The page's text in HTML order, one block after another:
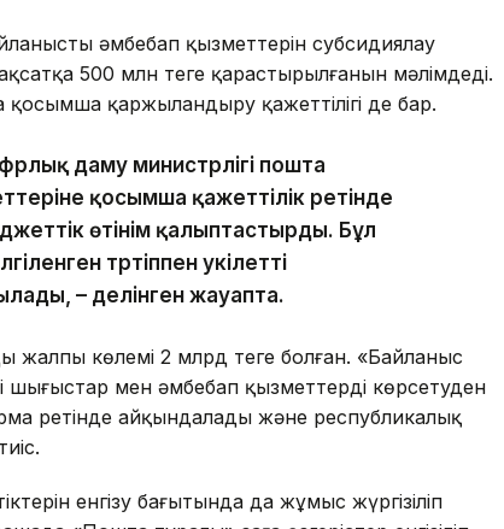
әмбебап қызметтерін субсидиялау
500 млн теңге қарастырылғанын мәлімдеді.
қаржыландыру қажеттілігі де бар.
даму министрлігі пошта
қосымша қажеттілік ретінде
өтінім қалыптастырды. Бұл
тәртіппен уәкілетті
– делінген жауапта.
жалпы көлемі 2 млрд теңге болған. «Байланыс
шығыстар мен әмбебап қызметтерді көрсетуден
ретінде айқындалады және республикалық
енгізу бағытында да жұмыс жүргізіліп